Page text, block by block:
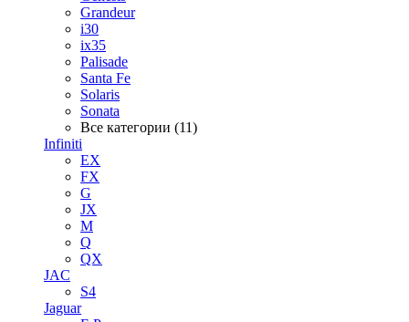
Grandeur
i30
ix35
Palisade
Santa Fe
Solaris
Sonata
Все категории (11)
Infiniti
EX
FX
G
JX
M
Q
QX
JAC
S4
Jaguar